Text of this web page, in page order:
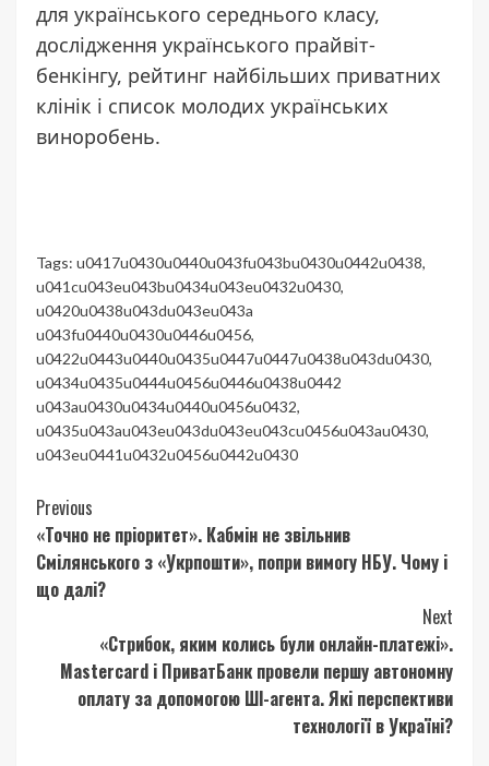
для українського середнього класу,
дослідження українського прайвіт-
бенкінгу, рейтинг найбільших приватних
клінік і список молодих українських
виноробень.
Tags: u0417u0430u0440u043fu043bu0430u0442u0438,
u041cu043eu043bu0434u043eu0432u0430,
u0420u0438u043du043eu043a
u043fu0440u0430u0446u0456,
u0422u0443u0440u0435u0447u0447u0438u043du0430,
u0434u0435u0444u0456u0446u0438u0442
u043au0430u0434u0440u0456u0432,
u0435u043au043eu043du043eu043cu0456u043au0430,
u043eu0441u0432u0456u0442u0430
Continue
Reading
Previous
«Точно не пріоритет». Кабмін не звільнив
Смілянського з «Укрпошти», попри вимогу НБУ. Чому і
що далі?
Next
«Стрибок, яким колись були онлайн-платежі».
Mastercard і ПриватБанк провели першу автономну
оплату за допомогою ШІ-агента. Які перспективи
технології в Україні?